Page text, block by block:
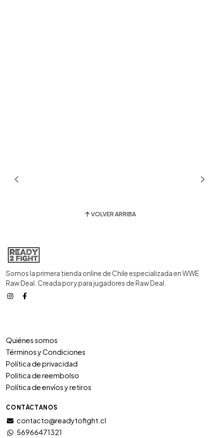
VOLVER ARRIBA
Somos la primera tienda online de Chile especializada en WWE
Raw Deal. Creada por y para jugadores de Raw Deal.
Quiénes somos
Términos y Condiciones
Política de privacidad
Politica de reembolso
Política de envíos y retiros
CONTÁCTANOS
contacto@readytofight.cl
56966471321